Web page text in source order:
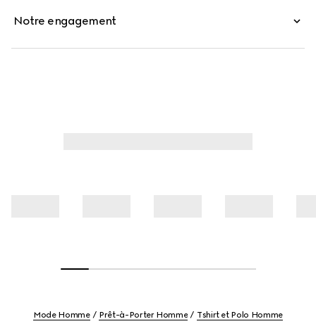
Notre engagement
Mode Homme Prêt-à-Porter Homme Tshirt et Polo Homme